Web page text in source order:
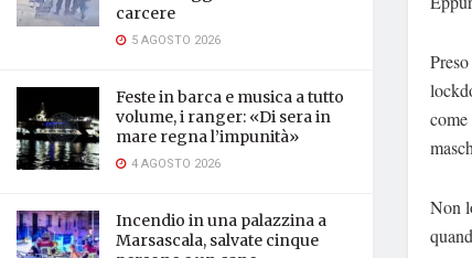
carcere
5 AGOSTO 2026
Feste in barca e musica a tutto
volume, i ranger: «Di sera in
mare regna l’impunità»
4 AGOSTO 2026
Incendio in una palazzina a
Marsascala, salvate cinque
Non